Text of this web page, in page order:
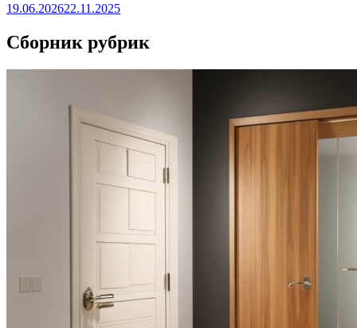
19.06.202622.11.2025
Сборник рубрик